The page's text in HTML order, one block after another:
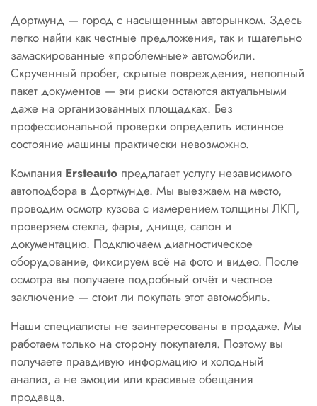
Дортмунд — город с насыщенным авторынком. Здесь
легко найти как честные предложения, так и тщательно
замаскированные «проблемные» автомобили.
Скрученный пробег, скрытые повреждения, неполный
пакет документов — эти риски остаются актуальными
даже на организованных площадках. Без
профессиональной проверки определить истинное
состояние машины практически невозможно.
Компания Ersteauto предлагает услугу независимого
автоподбора в Дортмунде. Мы выезжаем на место,
проводим осмотр кузова с измерением толщины ЛКП,
проверяем стекла, фары, днище, салон и
документацию. Подключаем диагностическое
оборудование, фиксируем всё на фото и видео. После
осмотра вы получаете подробный отчёт и честное
заключение — стоит ли покупать этот автомобиль.
Наши специалисты не заинтересованы в продаже. Мы
работаем только на сторону покупателя. Поэтому вы
получаете правдивую информацию и холодный
анализ, а не эмоции или красивые обещания
продавца.